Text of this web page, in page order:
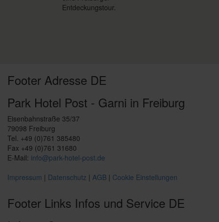
Entdeckungstour.
Footer Adresse DE
Park Hotel Post - Garni in Freiburg
Eisenbahnstraße 35/37
79098 Freiburg
Tel. +49 (0)761 385480
Fax +49 (0)761 31680
E-Mail: info@park-hotel-post.de
Impressum | Datenschutz | AGB | Cookie Einstellungen
Footer Links Infos und Service DE